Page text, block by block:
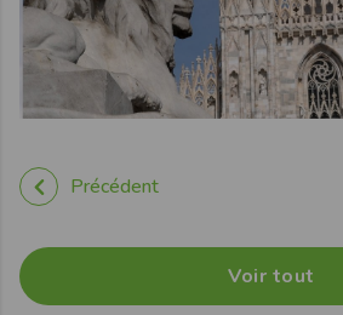
Précédent
Voir tout